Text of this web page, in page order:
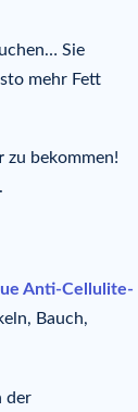
Sie
mehr Fett
zu bekommen!
Anti-Cellulite-
Bauch,
der